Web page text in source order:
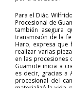
Para el Diác.
Procesional de
también asegura
transmisión de la
Haro, expresa que
realizar varias
en las procesiones
Guamote inicia a
es decir, gracias a
procesional del